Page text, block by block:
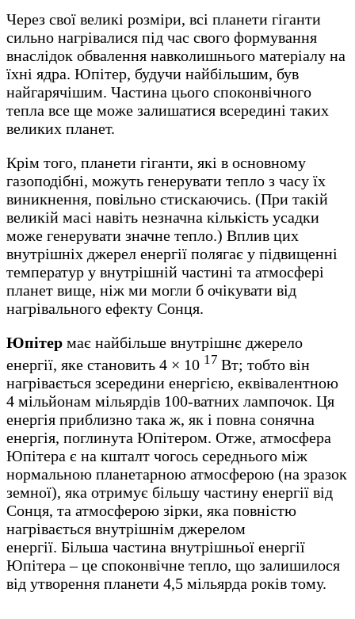
Через свої великі розміри, всі планети гіганти
сильно нагрівалися під час свого формування
внаслідок обвалення навколишнього матеріалу на
їхні ядра. Юпітер, будучи найбільшим, був
найгарячішим. Частина цього споконвічного
тепла все ще може залишатися всередині таких
великих планет.
Крім того, планети гіганти, які в основному
газоподібні, можуть генерувати тепло з часу їх
виникнення, повільно стискаючись. (При такій
великій масі навіть незначна кількість усадки
може генерувати значне тепло.) Вплив цих
внутрішніх джерел енергії полягає у підвищенні
температур у внутрішній частині та атмосфері
планет вище, ніж ми могли б очікувати від
нагрівального ефекту Сонця.
Юпітер має найбільше внутрішнє джерело
енергії, яке становить 4 × 10 17 Вт; тобто він
нагрівається зсередини енергією, еквівалентною
4 мільйонам мільярдів 100-ватних лампочок. Ця
енергія приблизно така ж, як і повна сонячна
енергія, поглинута Юпітером. Отже, атмосфера
Юпітера є на кшталт чогось середнього між
нормальною планетарною атмосферою (на зразок
земної), яка отримує більшу частину енергії від
Сонця, та атмосферою зірки, яка повністю
нагрівається внутрішнім джерелом
енергії. Більша частина внутрішньої енергії
Юпітера – це споконвічне тепло, що залишилося
від утворення планети 4,5 мільярда років тому.